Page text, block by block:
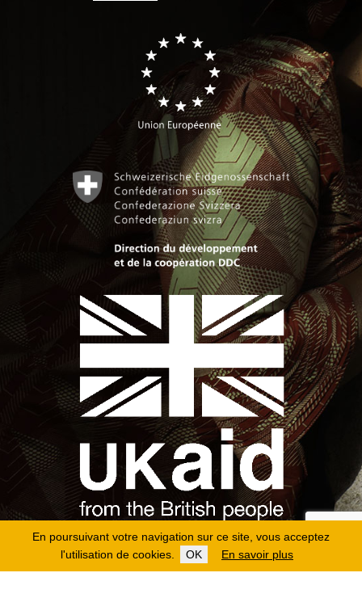
En poursuivant votre navigation sur ce site, vous acceptez
l'utilisation de cookies.
OK En savoir plus